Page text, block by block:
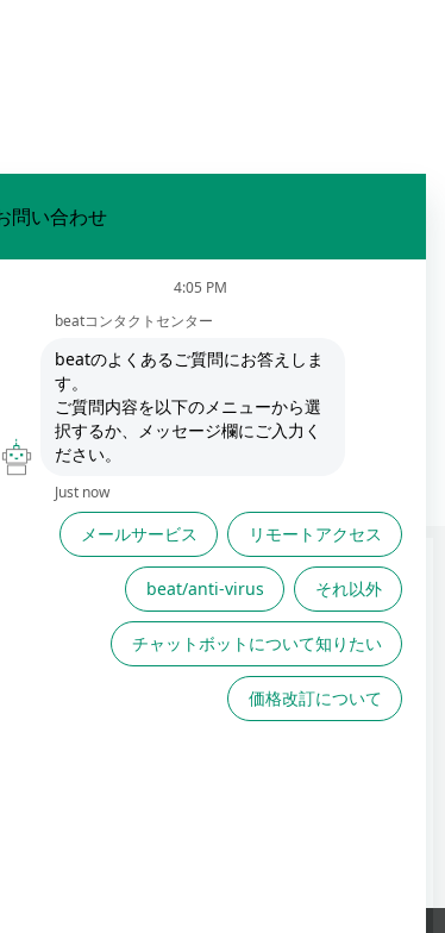
FAQは役に立ちましたか？